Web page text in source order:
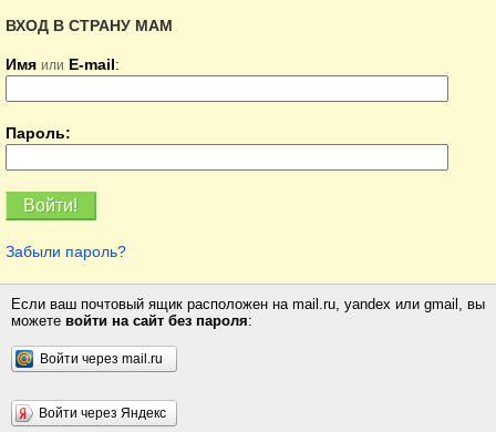
ВХОД В СТРАНУ МАМ
Имя или E-mail:
Пароль:
Забыли пароль?
Если ваш почтовый ящик расположен на mail.ru, yandex или gmail, вы
можете войти на сайт без пароля:
Войти через mail.ru
Войти через Яндекс